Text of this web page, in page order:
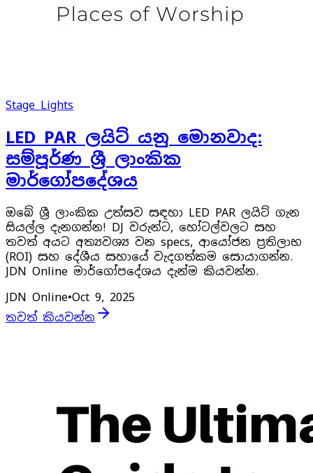
Stage Lights
LED PAR ලයිට් යනු මොනවාද:
සම්පූර්ණ ශ්‍රී ලාංකික
මාර්ගෝපදේශය
ඔබේ ශ්‍රී ලාංකික උත්සව සඳහා LED PAR ලයිට් ගැන
සියල්ල දැනගන්න! DJ වරුන්ට, හෝටල්වලට සහ
තවත් අයට අත්‍යවශ්‍ය වන specs, ආයෝජන ප්‍රතිලාභ
(ROI) සහ දේශීය සහායේ වැදගත්කම සොයාගන්න.
JDN Online මාර්ගෝපදේශය දැන්ම කියවන්න.
JDN Online•Oct 9, 2025
තවත් කියවන්න